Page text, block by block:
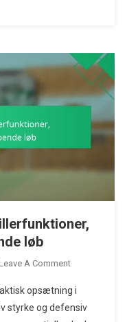
løb
A CommentOn
2-
4
opsætning i
styrke og defensiv